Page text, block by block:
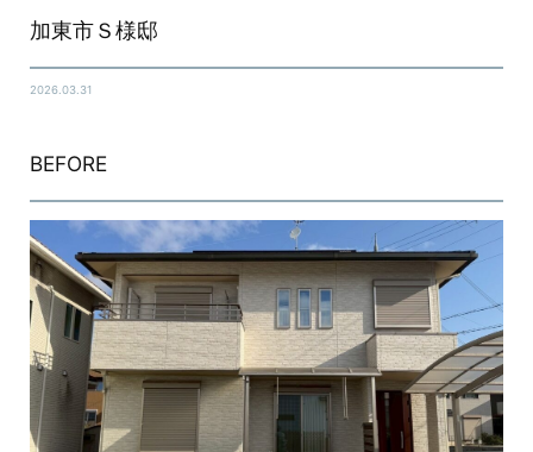
加東市Ｓ様邸
2026.03.31
BEFORE